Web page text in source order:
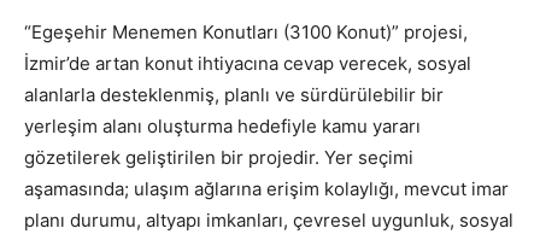
“Egeşehir Menemen Konutları (3100 Konut)” projesi,
İzmir’de artan konut ihtiyacına cevap verecek, sosyal
alanlarla desteklenmiş, planlı ve sürdürülebilir bir
yerleşim alanı oluşturma hedefiyle kamu yararı
gözetilerek geliştirilen bir projedir. Yer seçimi
aşamasında; ulaşım ağlarına erişim kolaylığı, mevcut imar
planı durumu, altyapı imkanları, çevresel uygunluk, sosyal